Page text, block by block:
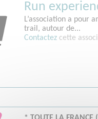
Run
L’association a pour
trail, autour de...
Contactez cette